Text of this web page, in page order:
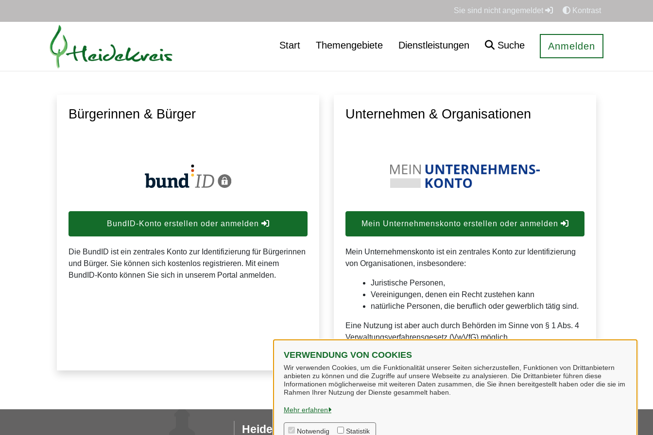
VERWENDUNG VON COOKIES
Wir verwenden Cookies, um die Funktionalität unserer Seiten sicherzustellen, Funktionen von Drittanbietern
anbieten zu können und die Zugriffe auf unsere Webseite zu analysieren. Die Drittanbieter führen diese
Informationen möglicherweise mit weiteren Daten zusammen, die Sie ihnen bereitgestellt haben oder die sie im
Rahmen Ihrer Nutzung der Dienste gesammelt haben.
Mehr erfahren
Notwendig Statistik
Sie sind nicht angemeldet Kontrast
Start Themengebiete Dienstleistungen Suche Anmelden
Bürgerinnen & Bürger
BundID-Konto erstellen oder anmelden
Die BundID ist ein zentrales Konto zur Identifizierung für Bürgerinnen
und Bürger. Sie können sich kostenlos registrieren. Mit einem
BundID-Konto können Sie sich in unserem Portal anmelden.
Unternehmen & Organisationen
Mein Unternehmenskonto erstellen oder anmelden
Mein Unternehmenskonto ist ein zentrales Konto zur Identifizierung
von Organisationen, insbesondere:
Juristische Personen,
Vereinigungen, denen ein Recht zustehen kann
natürliche Personen, die beruflich oder gewerblich tätig sind.
Eine Nutzung ist aber auch durch Behörden im Sinne von § 1 Abs. 4
Verwaltungsverfahrensgesetz (VwVfG) möglich.
Heidekreis